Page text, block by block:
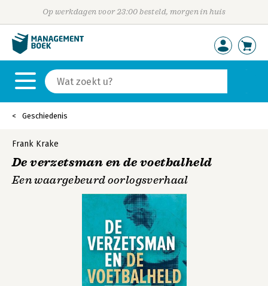
Op werkdagen voor 23:00 besteld, morgen in huis
Geschiedenis
Frank Krake
De verzetsman en de voetbalheld
Een waargebeurd oorlogsverhaal